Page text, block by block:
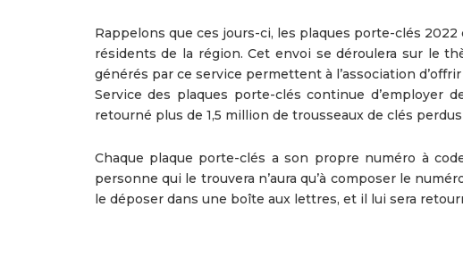
Rappelons que ces jours-ci, les plaques porte-clés
résidents de la région. Cet envoi se déroulera sur le
générés par ce service permettent à l’association
Service des plaques porte-clés continue d’employer
retourné plus de 1,5 million de trousseaux de clés
Chaque plaque porte-clés a son propre numéro à
personne qui le trouvera n’aura qu’à composer le
le déposer dans une boîte aux lettres, et il lui sera